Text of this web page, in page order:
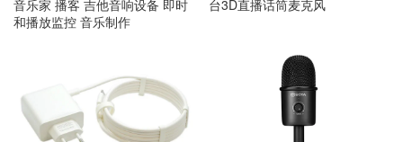
音乐家 播客 吉他音响设备 即时
和播放监控 音乐制作
台3D直播话筒麦克风